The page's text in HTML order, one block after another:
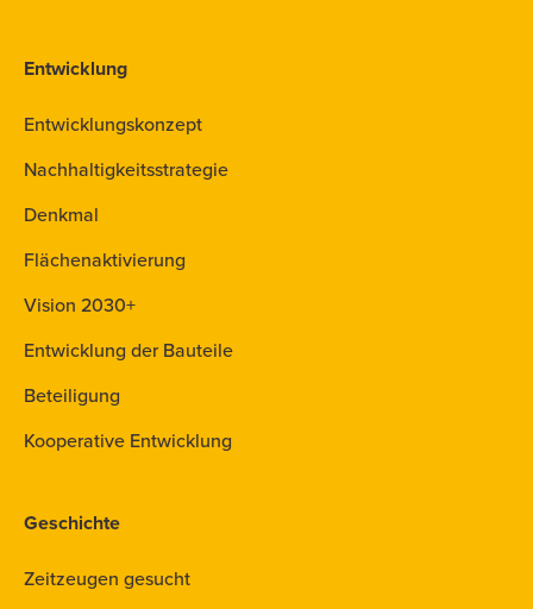
Entwicklung
Entwicklungskonzept
Nachhaltigkeitsstrategie
Denkmal
Flächenaktivierung
Vision 2030+
Entwicklung der Bauteile
Beteiligung
Kooperative Entwicklung
Geschichte
Zeitzeugen gesucht